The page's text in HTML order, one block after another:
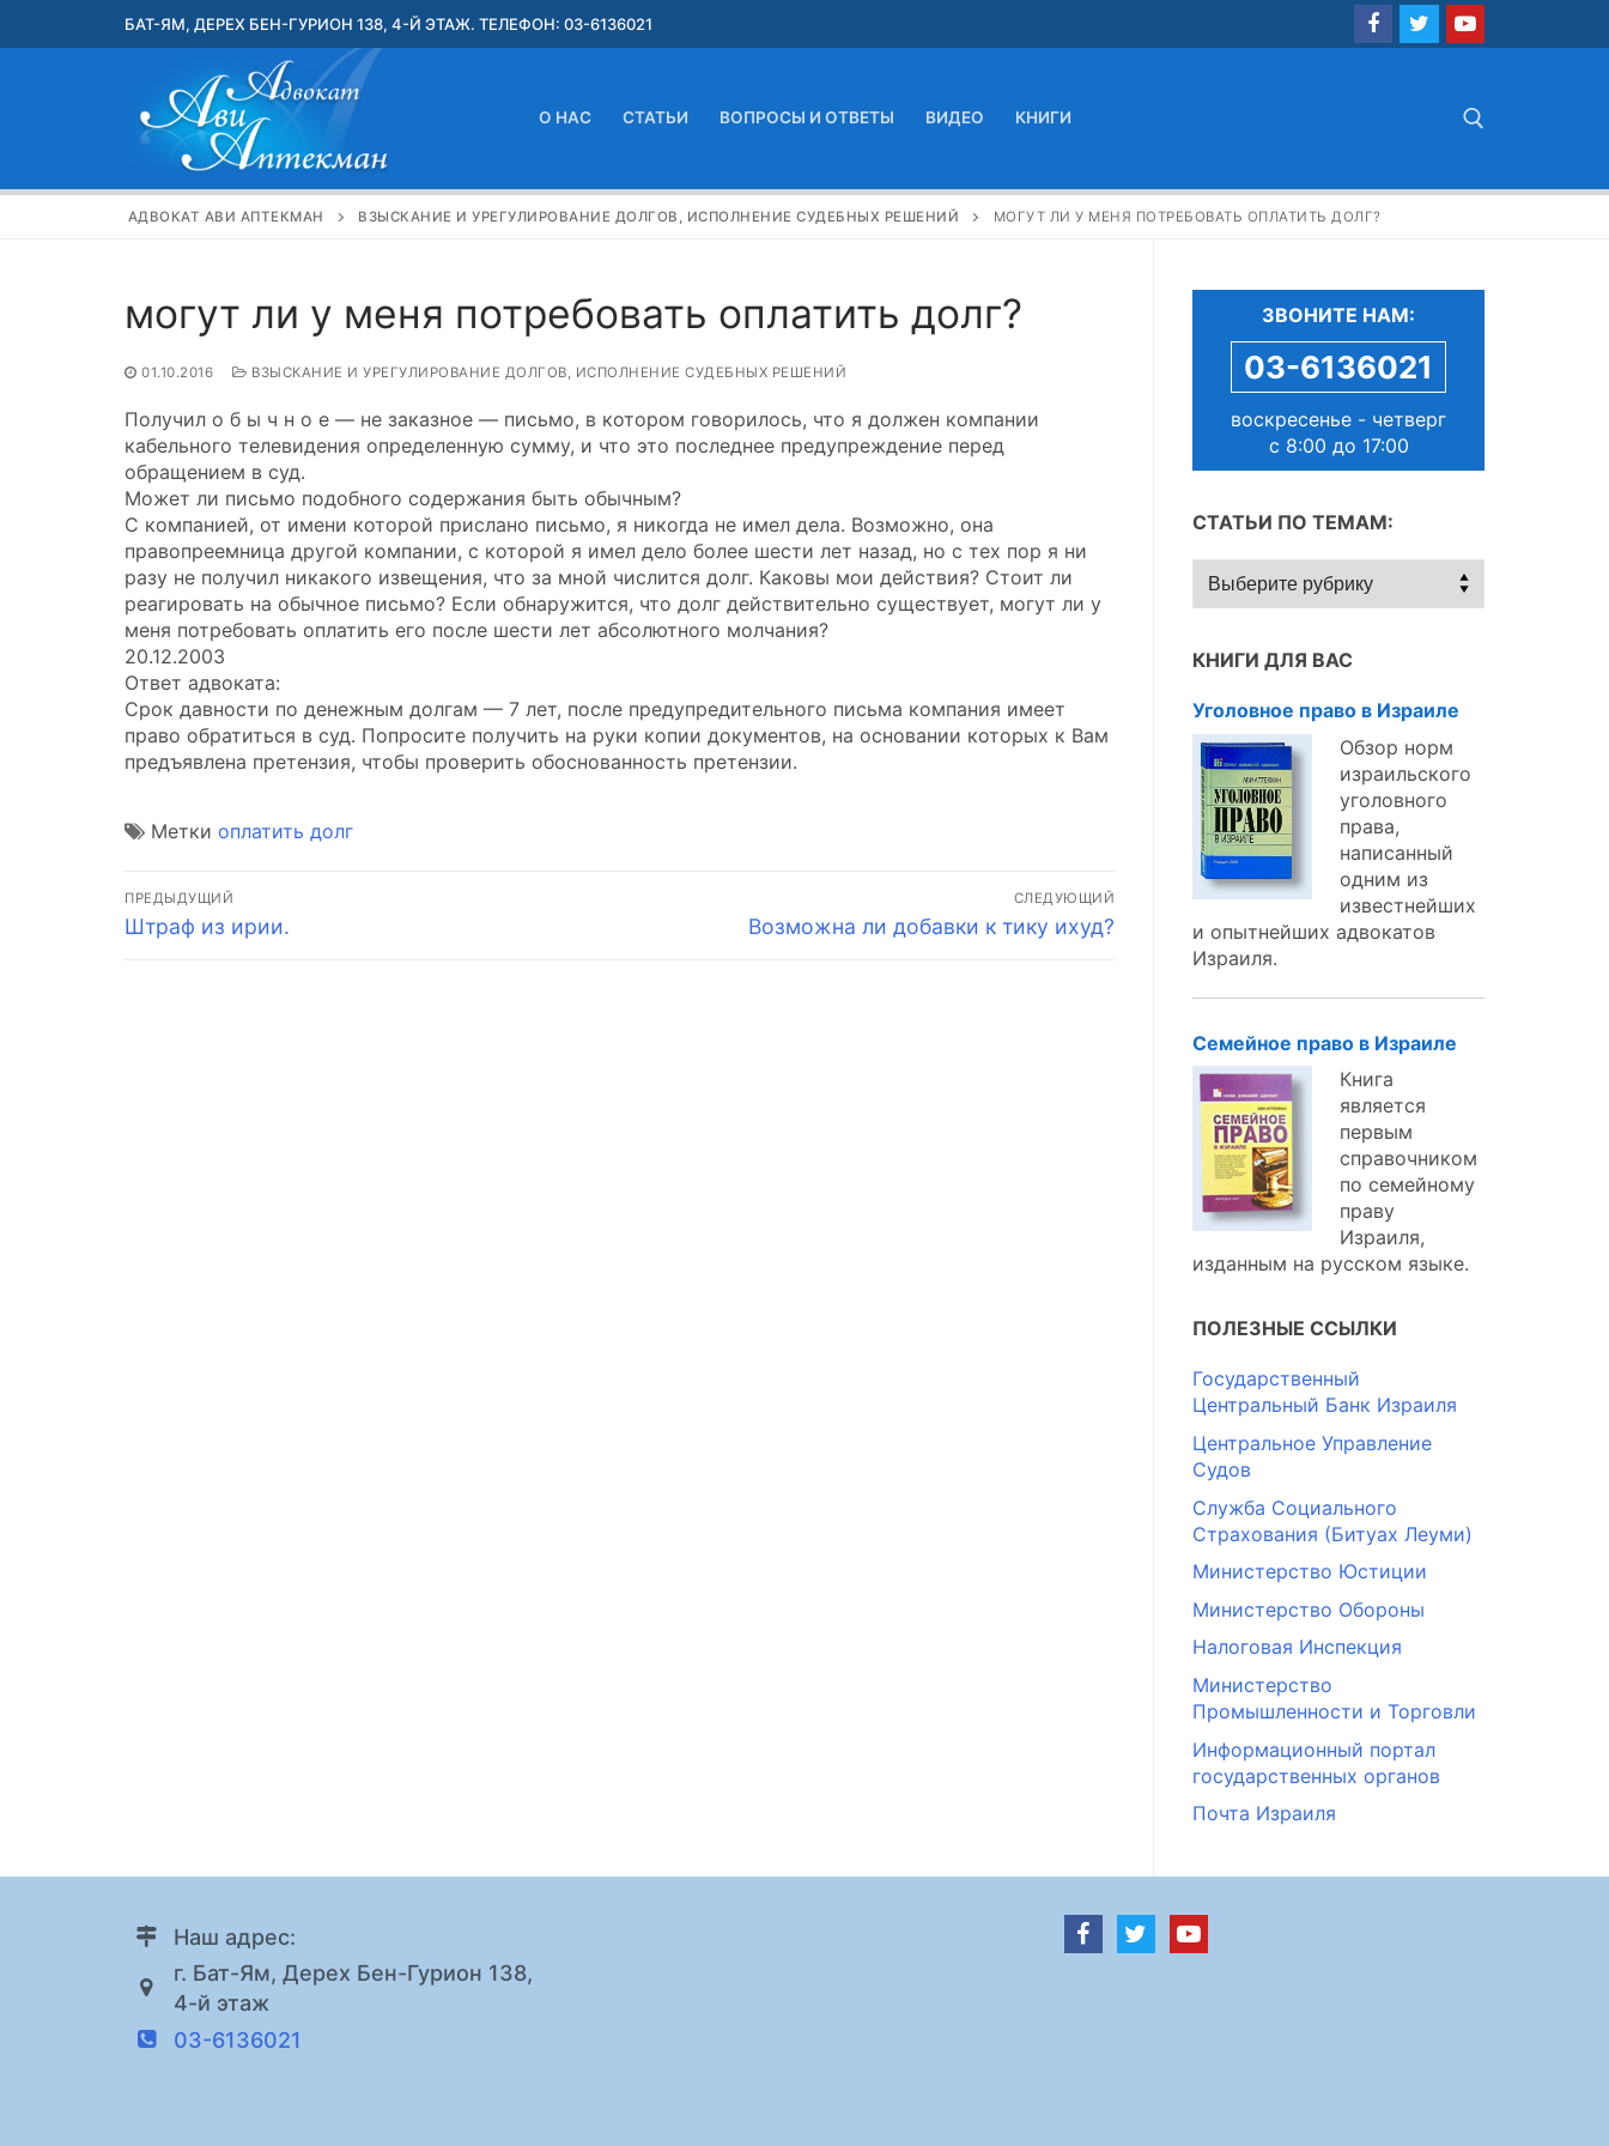
БАТ-ЯМ, ДЕРЕХ БЕН-ГУРИОН 138, 4-Й ЭТАЖ. ТЕЛЕФОН: 03-6136021
О НАС СТАТЬИ ВОПРОСЫ И ОТВЕТЫ ВИДЕО КНИГИ
Найти:
АДВОКАТ АВИ АПТЕКМАН ВЗЫСКАНИЕ И УРЕГУЛИРОВАНИЕ ДОЛГОВ, ИСПОЛНЕНИЕ СУДЕБНЫХ РЕШЕНИЙ МОГУТ ЛИ У МЕНЯ ПОТРЕБОВАТЬ ОПЛАТИТЬ ДОЛГ?
могут ли у меня потребовать оплатить долг?
01.10.2016 ВЗЫСКАНИЕ И УРЕГУЛИРОВАНИЕ ДОЛГОВ, ИСПОЛНЕНИЕ СУДЕБНЫХ РЕШЕНИЙ
Получил о б ы ч н о е — не заказное — письмо, в котором говорилось, что я должен компании
кабельного телевидения определенную сумму, и что это последнее предупреждение перед
обращением в суд.
Может ли письмо подобного содержания быть обычным?
С компанией, от имени которой прислано письмо, я никогда не имел дела. Возможно, она
правопреемница другой компании, с которой я имел дело более шести лет назад, но с тех пор я ни
разу не получил никакого извещения, что за мной числится долг. Каковы мои действия? Стоит ли
реагировать на обычное письмо? Если обнаружится, что долг действительно существует, могут ли у
меня потребовать оплатить его после шести лет абсолютного молчания?
20.12.2003
Ответ адвоката:
Срок давности по денежным долгам — 7 лет, после предупредительного письма компания имеет
право обратиться в суд. Попросите получить на руки копии документов, на основании которых к Вам
предъявлена претензия, чтобы проверить обоснованность претензии.
Метки оплатить долг
Навигация
по
ПРЕДЫДУЩИЙ
Предыдущая
Штраф из ирии.
СЛЕДУЮЩИЙ
Следующая
Возможна ли добавки к тику ихуд?
ЗВОНИТЕ НАМ:
03-6136021
воскресенье - четверг
с 8:00 до 17:00
СТАТЬИ ПО ТЕМАМ:
Статьи
по
КНИГИ ДЛЯ ВАС
Уголовное право в Израиле
Обзор норм
израильского
уголовного
права,
написанный
одним из
известнейших
и опытнейших адвокатов
Израиля.
Семейное право в Израиле
Книга
является
первым
справочником
по семейному
праву
Израиля,
изданным на русском языке.
ПОЛЕЗНЫЕ ССЫЛКИ
Государственный
Центральный Банк Израиля
Центральное Управление
Судов
Служба Социального
Страхования (Битуах Леуми)
Министерство Юстиции
Министерство Обороны
Налоговая Инспекция
Министерство
Промышленности и Торговли
Информационный портал
государственных органов
Почта Израиля
Наш адрес:
г. Бат-Ям, Дерех Бен-Гурион 138,
4-й этаж
03-6136021